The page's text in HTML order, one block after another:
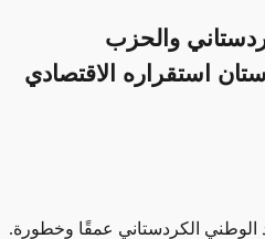
والحزب
استقراره الاقتصادي
الوطني الكردستاني عمقًا وخطورة.